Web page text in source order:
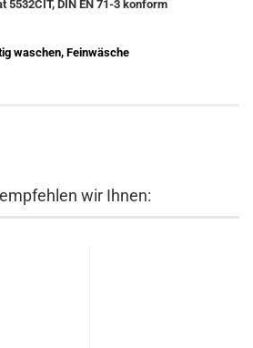
5532CIT, DIN EN 71-3 konform
waschen, Feinwäsche
wir Ihnen: